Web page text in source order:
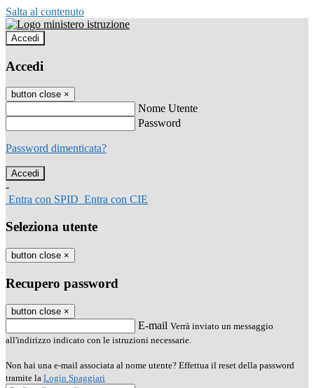
Salta al contenuto
Accedi
Accedi
button close ×
Nome Utente
Password
Password dimenticata?
-
Entra con SPID Entra con CIE
Seleziona utente
button close ×
Recupero password
button close ×
E-mail Verrà inviato un messaggio
all'indirizzo indicato con le istruzioni necessarie.
Non hai una e-mail associata al nome utente? Effettua il reset della password
tramite la Login Spaggiari